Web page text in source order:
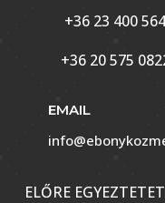
+36 23 400 564
+36 20 575
EMAIL
ELŐRE